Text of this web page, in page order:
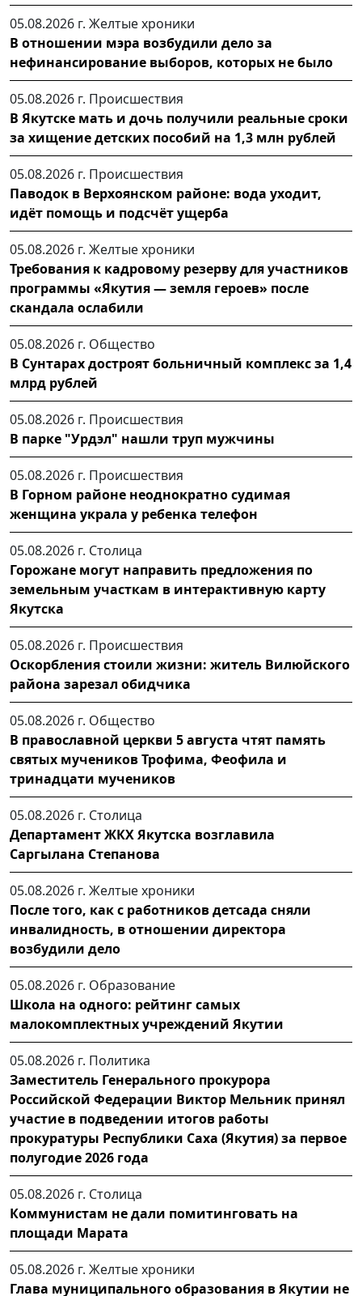
05.08.2026 г. Желтые хроники
В отношении мэра возбудили дело за
нефинансирование выборов, которых не было
05.08.2026 г. Происшествия
В Якутске мать и дочь получили реальные сроки
за хищение детских пособий на 1,3 млн рублей
05.08.2026 г. Происшествия
Паводок в Верхоянском районе: вода уходит,
идёт помощь и подсчёт ущерба
05.08.2026 г. Желтые хроники
Требования к кадровому резерву для участников
программы «Якутия — земля героев» после
скандала ослабили
05.08.2026 г. Общество
В Сунтарах достроят больничный комплекс за 1,4
млрд рублей
05.08.2026 г. Происшествия
В парке "Урдэл" нашли труп мужчины
05.08.2026 г. Происшествия
В Горном районе неоднократно судимая
женщина украла у ребенка телефон
05.08.2026 г. Столица
Горожане могут направить предложения по
земельным участкам в интерактивную карту
Якутска
05.08.2026 г. Происшествия
Оскорбления стоили жизни: житель Вилюйского
района зарезал обидчика
05.08.2026 г. Общество
В православной церкви 5 августа чтят память
святых мучеников Трофима, Феофила и
тринадцати мучеников
05.08.2026 г. Столица
Департамент ЖКХ Якутска возглавила
Саргылана Степанова
05.08.2026 г. Желтые хроники
После того, как с работников детсада сняли
инвалидность, в отношении директора
возбудили дело
05.08.2026 г. Образование
Школа на одного: рейтинг самых
малокомплектных учреждений Якутии
05.08.2026 г. Политика
Заместитель Генерального прокурора
Российской Федерации Виктор Мельник принял
участие в подведении итогов работы
прокуратуры Республики Саха (Якутия) за первое
полугодие 2026 года
05.08.2026 г. Столица
Коммунистам не дали помитинговать на
площади Марата
05.08.2026 г. Желтые хроники
Глава муниципального образования в Якутии не